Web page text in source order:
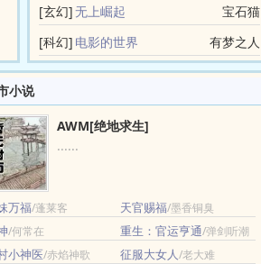
[玄幻]无上崛起
宝石猫
[科幻] 电影的世界 有梦之人
小说
AWM[绝地求生]
......
万福/蓬莱客 天官赐福/墨香铜臭
/何常在 重生：官运亨通/弹剑听潮
小神医/赤焰神歌 征服大女人/老大难